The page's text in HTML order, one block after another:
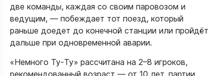
две команды, каждая со своим паровозом и
ведущим, — побеждает тот поезд, который
раньше доедет до конечной станции или пройдёт
дальше при одновременной аварии.​​
«Немного Ту‑Ту» рассчитана на 2–8 игроков,
рекомендованный возраст — от 10 лет, партии